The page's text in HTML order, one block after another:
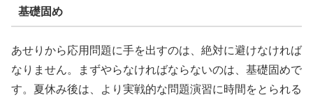
基礎固め
あせりから応用問題に手を出すのは、絶対に避けなければ
なりません。まずやらなければならないのは、基礎固めで
す。夏休み後は、より実戦的な問題演習に時間をとられる